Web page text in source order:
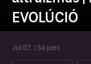
EVOLÚCIÓ
Jul 07. | 34 perc